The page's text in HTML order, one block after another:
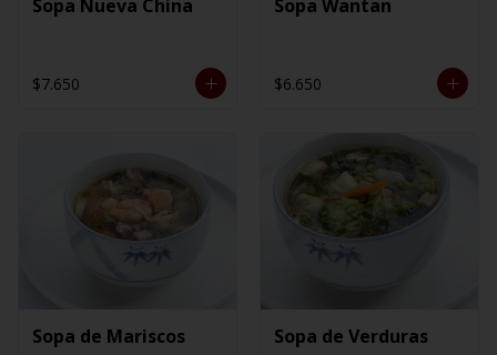
Sopa Nueva China
$7.650
Sopa Wantan
$6.650
Sopa de Mariscos Sopa de Verduras